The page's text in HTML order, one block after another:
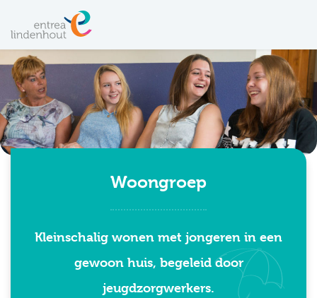
Woongroep
Kleinschalig wonen met jongeren in een
gewoon huis, begeleid door
jeugdzorgwerkers.